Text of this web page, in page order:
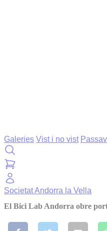
Galeries Vist i no vist
SocietatAndorra la Vella
El Bici Lab Andorra obre